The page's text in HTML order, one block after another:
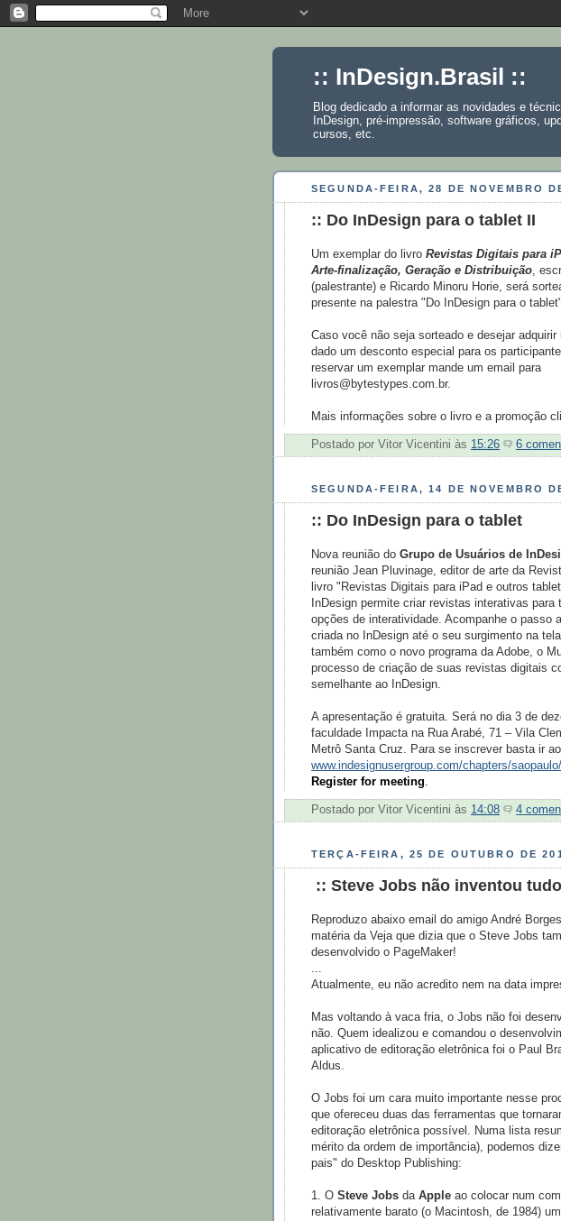
:: InDesign.Brasil ::
Blog dedicado a informar as novidades e
InDesign, pré-impressão, software gráficos,
cursos, etc.
SEGUNDA-FEIRA, 28 DE NOVEMBRO
:: Do InDesign para o tablet II
Um exemplar do livro Revistas Digitais para
Arte-finalização, Geração e Distribuição ,
(palestrante) e Ricardo Minoru Horie, será
presente na palestra "Do InDesign para o
Caso você não seja sorteado e desejar adquirir
dado um desconto especial para os
reservar um exemplar mande um email para
livros@bytestypes.com.br.
Mais informações sobre o livro e a promoção
Postado por Vitor Vicentini às 15:26 6
SEGUNDA-FEIRA, 14 DE NOVEMBRO
:: Do InDesign para o tablet
Nova reunião do Grupo de Usuários de
reunião Jean Pluvinage, editor de arte da
livro "Revistas Digitais para iPad e outros
InDesign permite criar revistas interativas para
opções de interatividade. Acompanhe o passo
criada no InDesign até o seu surgimento na
também como o novo programa da Adobe, o
processo de criação de suas revistas digitais
semelhante ao InDesign.
A apresentação é gratuita. Será no dia 3 de
faculdade Impacta na Rua Arabé, 71 – Vila
Metrô Santa Cruz. Para se inscrever basta ir
www.indesignusergroup.com/chapters/saopaulo/
Register for meeting.
Postado por Vitor Vicentini às 14:08 4
TERÇA-FEIRA, 25 DE OUTUBRO DE
:: Steve Jobs não inventou tudo
Reproduzo abaixo email do amigo André
matéria da Veja que dizia que o Steve Jobs
desenvolvido o PageMaker!
...
Atualmente, eu não acredito nem na data
Mas voltando à vaca fria, o Jobs não foi
não. Quem idealizou e comandou o
aplicativo de editoração eletrônica foi o Paul
Aldus.
O Jobs foi um cara muito importante nesse
que ofereceu duas das ferramentas que
editoração eletrônica possível. Numa lista
mérito da ordem de importância), podemos
pais" do Desktop Publishing:
1. O Steve Jobs da Apple ao colocar num
relativamente barato (o Macintosh, de 1984)